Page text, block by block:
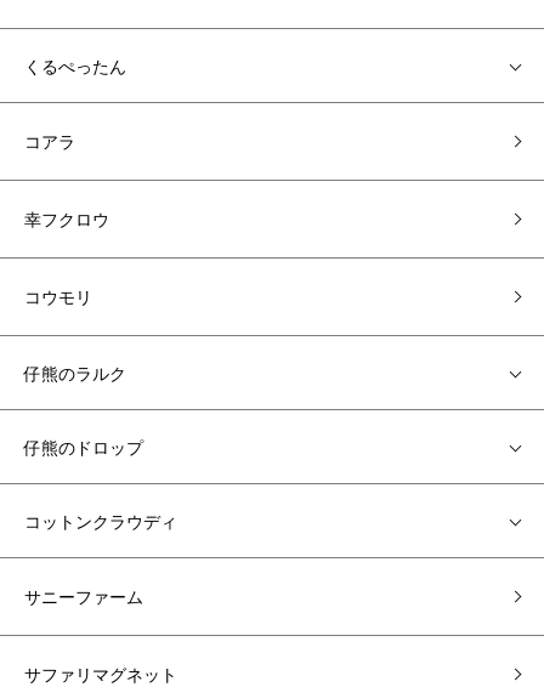
くるぺったん
コアラ
幸フクロウ
コウモリ
仔熊のラルク
仔熊のドロップ
コットンクラウディ
サニーファーム
サファリマグネット